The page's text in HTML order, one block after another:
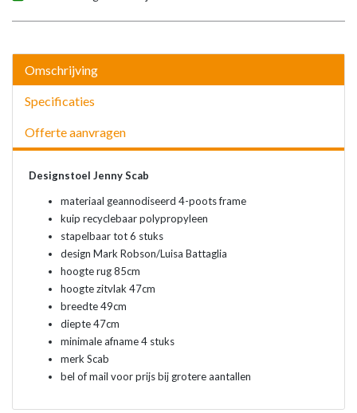
Omschrijving
Specificaties
Offerte aanvragen
Designstoel Jenny Scab
materiaal geannodiseerd 4-poots frame
kuip recyclebaar polypropyleen
stapelbaar tot 6 stuks
design Mark Robson/Luisa Battaglia
hoogte rug 85cm
hoogte zitvlak 47cm
breedte 49cm
diepte 47cm
minimale afname 4 stuks
merk Scab
bel of mail voor prijs bij grotere aantallen